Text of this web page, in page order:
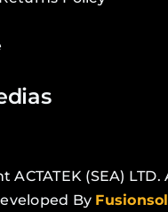
ACTATEK (SEA)
By Fusionsol